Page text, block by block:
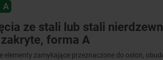
A
ze stali lub stali
forma A
elementy zamykające przeznaczone do osłon,